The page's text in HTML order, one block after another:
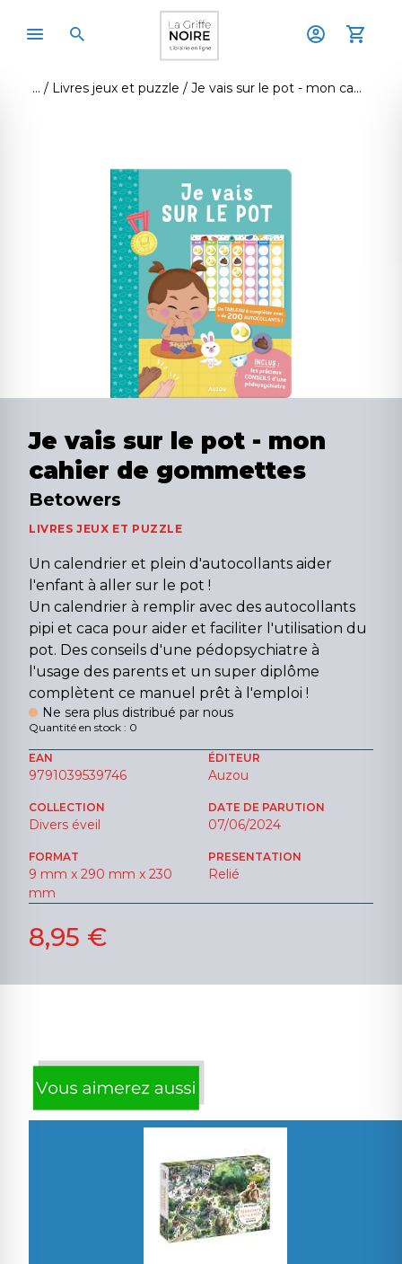
Livres jeux et puzzle Je vais sur le pot - mon cahier de gommettes
Je vais sur le pot - mon
cahier de gommettes
Betowers
LIVRES JEUX ET PUZZLE
Un calendrier et plein d'autocollants aider
l'enfant à aller sur le pot !
Un calendrier à remplir avec des autocollants
pipi et caca pour aider et faciliter l'utilisation du
pot. Des conseils d'une pédopsychiatre à
l'usage des parents et un super diplôme
complètent ce manuel prêt à l'emploi !
Ne sera plus distribué par nous
Quantité en stock : 0
EAN
9791039539746
ÉDITEUR
Auzou
COLLECTION
Divers éveil
DATE DE PARUTION
07/06/2024
FORMAT
9 mm x 290 mm x 230
mm
PRESENTATION
Relié
8,95 €